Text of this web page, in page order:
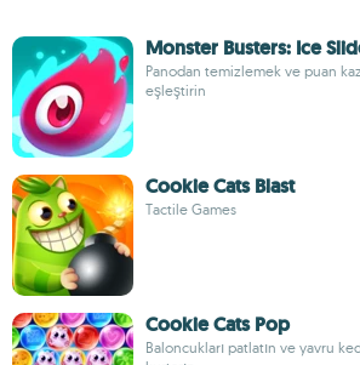
Monster Busters: Ice
Panodan temizlemek ve puan
eşleştirin
Cookie Cats Blast
Tactile Games
Cookie Cats Pop
Baloncukları patlatın ve yavru